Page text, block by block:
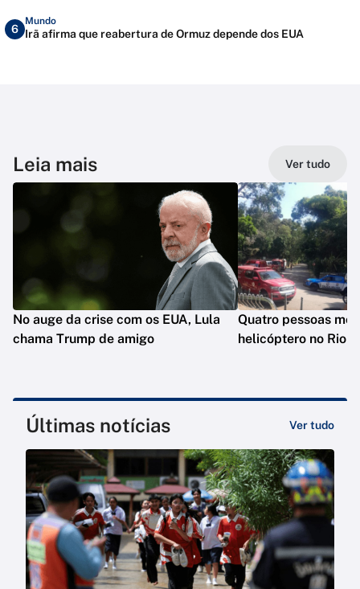
6
Mundo
Irã afirma que reabertura de Ormuz depende dos EUA
Leia mais Ver tudo
No auge da crise com os EUA, Lula
chama Trump de amigo
Quatro pessoas
helicóptero no Rio
Últimas notícias Ver tudo